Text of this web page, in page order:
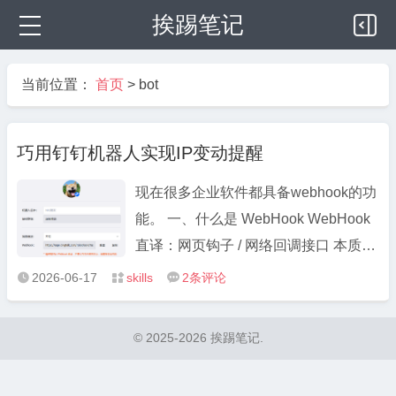
挨踢笔记
当前位置： 首页 > bot
巧用钉钉机器人实现IP变动提醒
现在很多企业软件都具备webhook的功
能。 一、什么是 WebHook WebHook
直译：网页钩子 / 网络回调接口 本质：
一套反向推送机制，让两个系统自动实
时互通数据，不用你反复刷新、轮询查
 2026-06-17  skills  2条评论
© 2025-2026 挨踢笔记.